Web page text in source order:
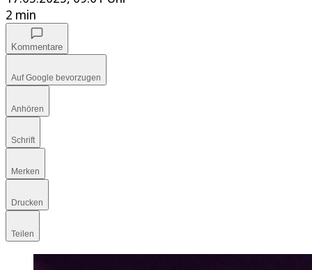
2 min
Kommentare
Auf Google bevorzugen
Anhören
Schrift
Merken
Drucken
Teilen